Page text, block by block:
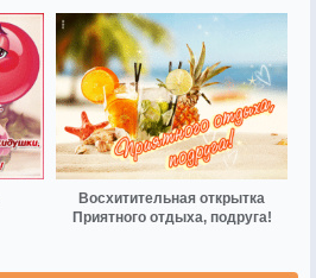
Восхитительная открытка
Приятного отдыха, подруга!